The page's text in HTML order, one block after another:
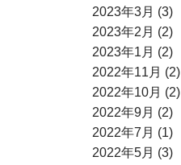
2023年3月 (3)
2023年2月 (2)
2023年1月 (2)
2022年11月 (2)
2022年10月 (2)
2022年9月 (2)
2022年7月 (1)
2022年5月 (3)